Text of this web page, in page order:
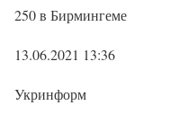
250 в Бирмингеме
13.06.2021 13:36
Укринформ